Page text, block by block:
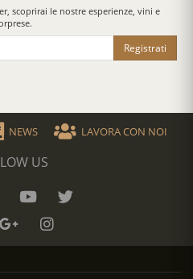
scoprirai le nostre esperienze, vini e
Registrati
NEWS LAVORA CON NOI
US